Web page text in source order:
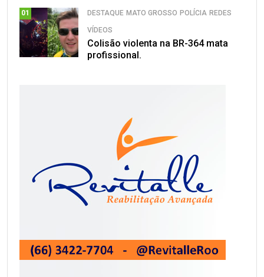
01 DESTAQUE MATO GROSSO POLÍCIA REDES
VÍDEOS
Colisão violenta na BR-364 mata
profissional.